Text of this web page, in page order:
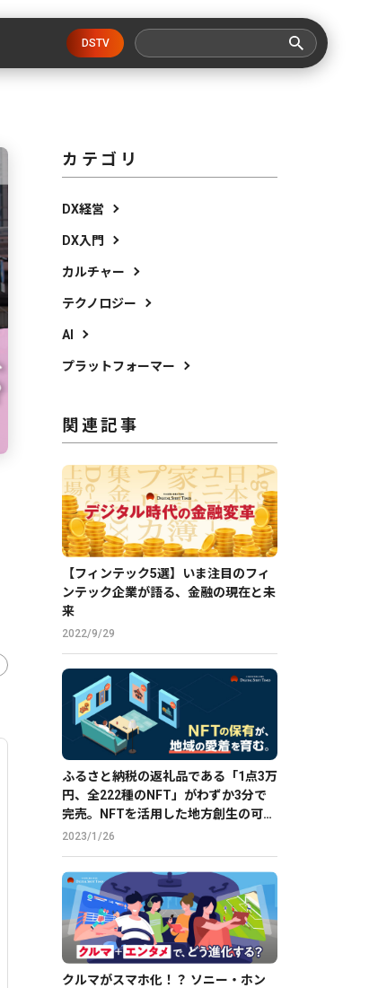
DSTV
カテゴリ
DX経営
DX入門
カルチャー
テクノロジー
AI
プラットフォーマー
関連記事
【フィンテック5選】いま注目のフィ
ンテック企業が語る、金融の現在と未
来
2022/9/29
ふるさと納税の返礼品である「1点3万
円、全222種のNFT」がわずか3分で
完売。NFTを活用した地方創生の可能
性に迫る
2023/1/26
クルマがスマホ化！？ ソニー・ホン